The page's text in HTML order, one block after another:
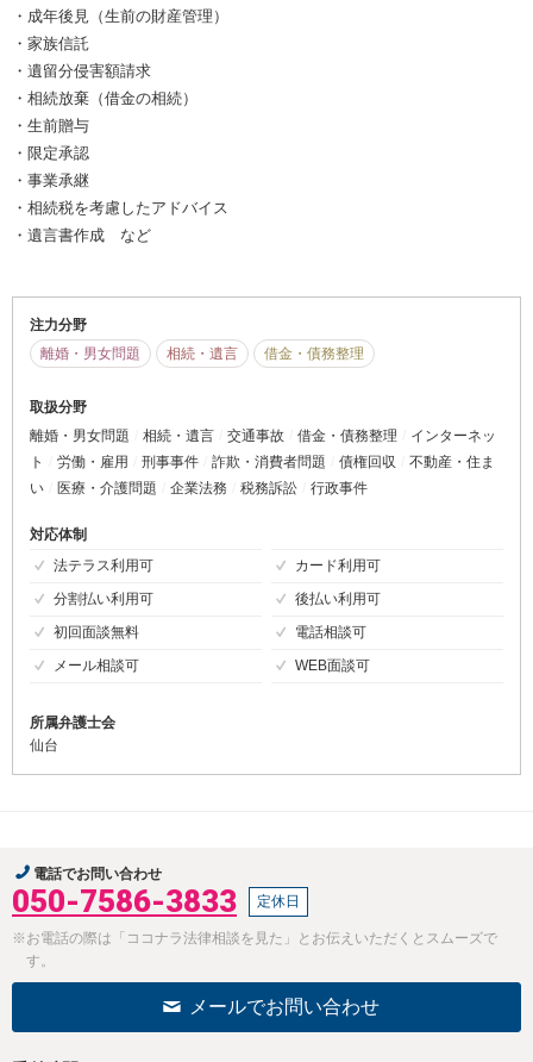
・成年後見（生前の財産管理）
・家族信託
・遺留分侵害額請求
・相続放棄（借金の相続）
・生前贈与
・限定承認
・事業承継
・相続税を考慮したアドバイス
・遺言書作成 など
注力分野
離婚・男女問題
相続・遺言 借金・債務整理
取扱分野
離婚・男女問題
相続・遺言 交通事故 借金・債務整理
インターネッ
ト
労働・雇用 刑事事件 詐欺・消費者問題 債権回収
不動産・住ま
い
医療・介護問題 企業法務 税務訴訟 行政事件
対応体制
法テラス利用可
カード利用可
分割払い利用可
後払い利用可
初回面談無料
電話相談可
メール相談可
WEB面談可
所属弁護士会
仙台
電話でお問い合わせ
050-7586-3833 定休日
※お電話の際は「ココナラ法律相談を見た」とお伝えいただくとスムーズで
す。
メールでお問い合わせ